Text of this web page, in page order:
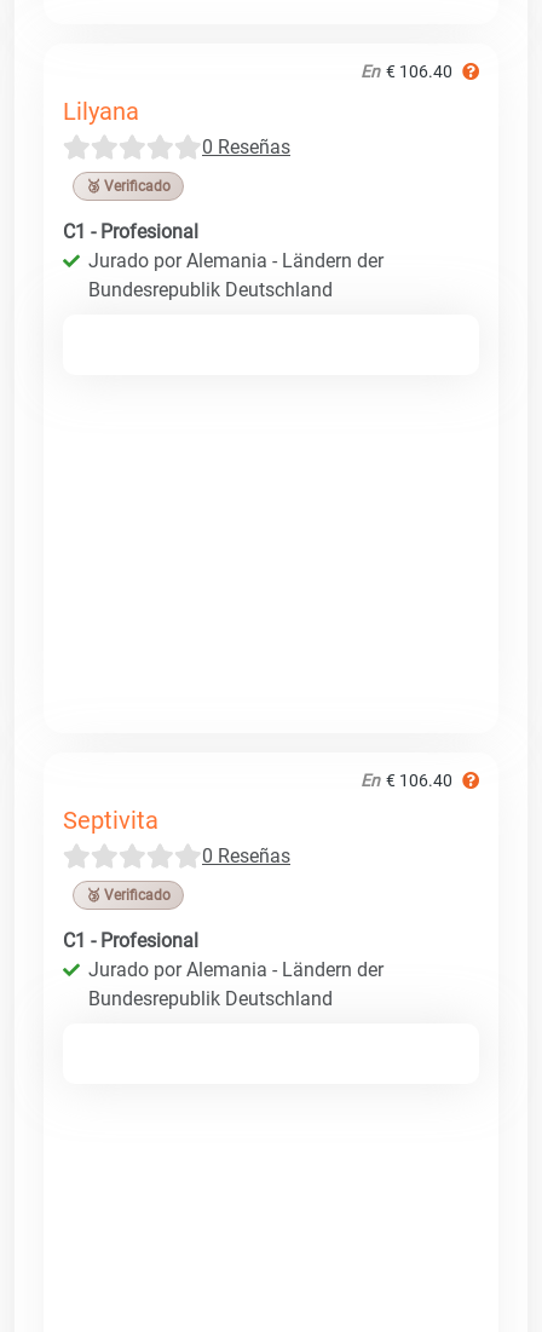
En € 106.40
Lilyana
0 Reseñas
🥉 Verificado
C1 - Profesional
Jurado por Alemania - Ländern der
Bundesrepublik Deutschland
En € 106.40
Septivita
0 Reseñas
🥉 Verificado
C1 - Profesional
Jurado por Alemania - Ländern der
Bundesrepublik Deutschland